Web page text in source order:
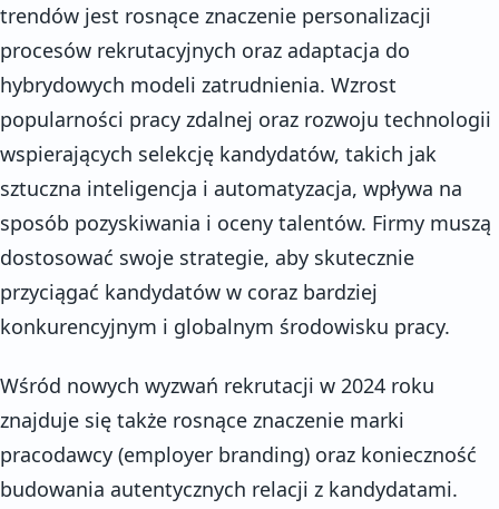
trendów jest rosnące znaczenie personalizacji
procesów rekrutacyjnych oraz adaptacja do
hybrydowych modeli zatrudnienia. Wzrost
popularności pracy zdalnej oraz rozwoju technologii
wspierających selekcję kandydatów, takich jak
sztuczna inteligencja i automatyzacja, wpływa na
sposób pozyskiwania i oceny talentów. Firmy muszą
dostosować swoje strategie, aby skutecznie
przyciągać kandydatów w coraz bardziej
konkurencyjnym i globalnym środowisku pracy.
Wśród nowych wyzwań rekrutacji w 2024 roku
znajduje się także rosnące znaczenie marki
pracodawcy (employer branding) oraz konieczność
budowania autentycznych relacji z kandydatami.